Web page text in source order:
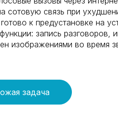
сотовую связь при
к предустановке на
запись разговоров,
изображениями во время
задача